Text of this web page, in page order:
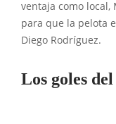
ventaja como local,
para que la pelota
Diego Rodríguez.
Los goles